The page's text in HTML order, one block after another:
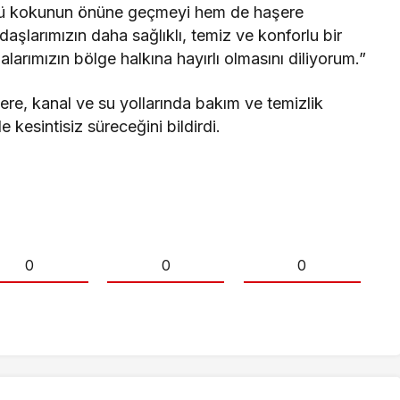
önüne geçmeyi hem de haşere
daha sağlıklı, temiz ve konforlu bir
bölge halkına hayırlı olmasını diliyorum.”
kanal ve su yollarında bakım ve temizlik
kesintisiz süreceğini bildirdi.
0 0 0